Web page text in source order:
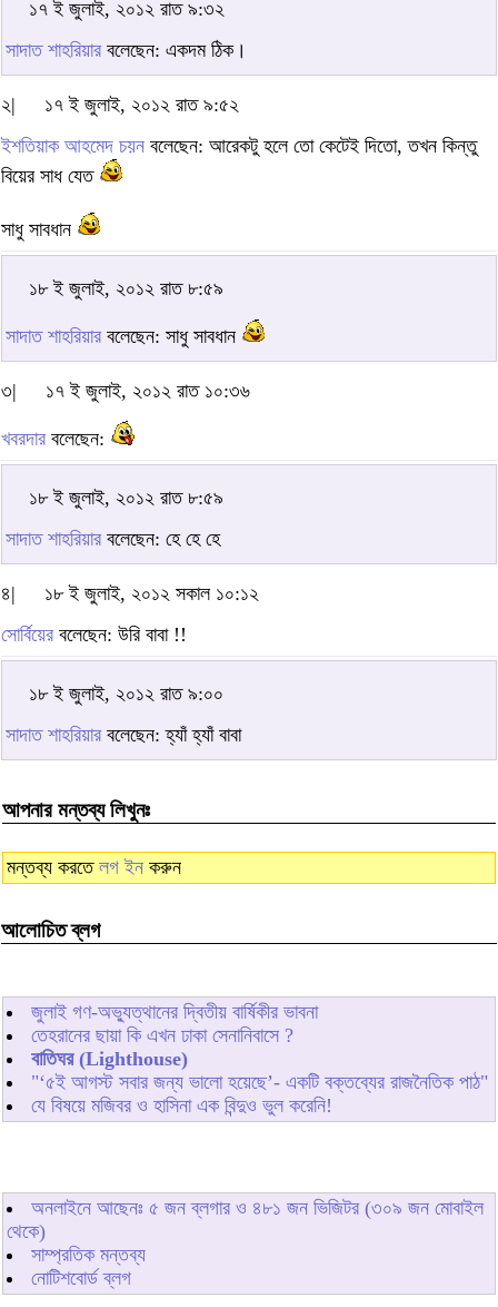
১৭ ই জুলাই, ২০১২ রাত ৯:৩২
সাদাত শাহরিয়ার বলেছেন: একদম ঠিক।
২|
১৭ ই জুলাই, ২০১২ রাত ৯:৫২
ইশতিয়াক আহমেদ চয়ন বলেছেন: আরেকটু হলে তো কেটেই দিতো, তখন কিন্তু
বিয়ের সাধ যেত
সাধু সাবধান
১৮ ই জুলাই, ২০১২ রাত ৮:৫৯
সাদাত শাহরিয়ার বলেছেন: সাধু সাবধান
৩| ১৭ ই জুলাই, ২০১২ রাত ১০:৩৬
খবরদার বলেছেন:
১৮ ই জুলাই, ২০১২ রাত ৮:৫৯
সাদাত শাহরিয়ার বলেছেন: হে হে হে
৪|
১৮ ই জুলাই, ২০১২ সকাল ১০:১২
সোর্বিয়ের বলেছেন: উরি বাবা !!
১৮ ই জুলাই, ২০১২ রাত ৯:০০
সাদাত শাহরিয়ার বলেছেন: হ্যাঁ হ্যাঁ বাবা
আপনার মন্তব্য লিখুনঃ
মন্তব্য করতে লগ ইন করুন
আলোচিত ব্লগ
জুলাই গণ-অভ্যুত্থানের দ্বিতীয় বার্ষিকীর ভাবনা
তেহরানের ছায়া কি এখন ঢাকা সেনানিবাসে ?
বাতিঘর (Lighthouse)
"‘৫ই আগস্ট সবার জন্য ভালো হয়েছে’- একটি বক্তব্যের রাজনৈতিক পাঠ"
যে বিষয়ে মজিবর ও হাসিনা এক বিন্দুও ভুল করেনি!
অনলাইনে আছেনঃ ৫ জন ব্লগার ও ৪৮১ জন ভিজিটর (৩০৯ জন মোবাইল
থেকে)
সাম্প্রতিক মন্তব্য
নোটিশবোর্ড ব্লগ